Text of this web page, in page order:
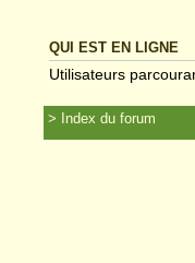
QUI EST EN LIGNE
Utilisateurs
Index du forum